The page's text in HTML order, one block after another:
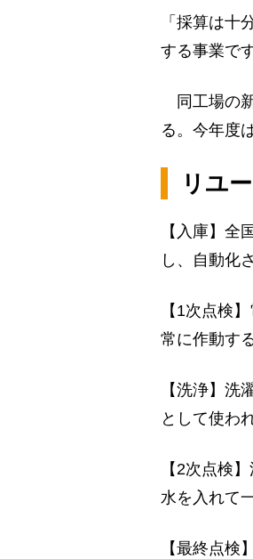
「採算は十
する事業で
同工場の
る。今年度
リユ
【入庫】全
し、自動化
【1次点検
常に作動す
【洗浄】洗
として使わ
【2次点検
水を入れて
【最終点検